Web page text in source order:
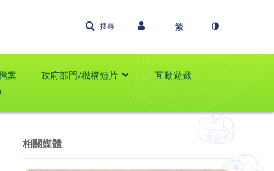
搜尋
案 政府部門/機構短片
互動遊戲
相關媒體